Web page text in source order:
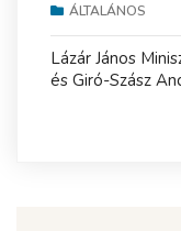
ÁLTALÁNOS
Lázár János
és Giró-Szász